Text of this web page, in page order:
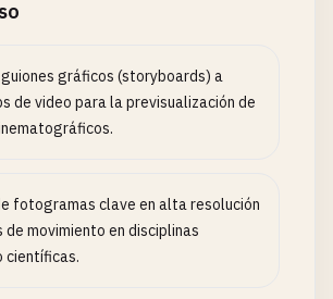
gráficos (storyboards) a
de video para la previsualización de
fotogramas clave en alta resolución
de movimiento en disciplinas
científicas.